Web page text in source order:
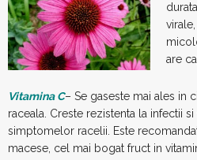
are
Vitamina C– Se gaseste mai ales in
raceala. Creste rezistenta la infectii
simptomelor racelii. Este
macese, cel mai bogat fruct in